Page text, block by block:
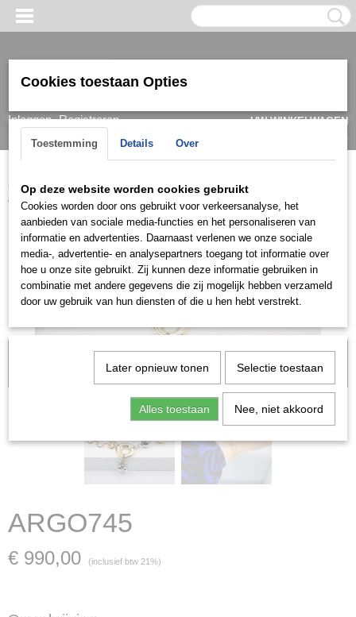
Inloggen Registreren
UW WINKELWAGEN
(0)
Home > Armband > Dames Goud/ witgoud >
ARGO745
Let op: het kan voorkomen dat het product onlangs in de zaak is
verkocht; in dat geval nemen wij contact met u op.
ARGO745
€ 990,00 (inclusief btw 21%)
Cookies toestaan Opties
Toestemming Details Over
Op deze website worden cookies gebruikt
Cookies worden door ons gebruikt voor verkeersanalyse, het
aanbieden van sociale media-functies en het personaliseren van
informatie en advertenties. Daarnaast verlenen we onze sociale
media-, advertentie- en analysepartners toegang tot informatie over
hoe u onze site gebruikt. Zij kunnen deze informatie gebruiken in
combinatie met andere gegevens die zij mogelijk hebben verzameld
door uw gebruik van hun diensten of die u hen hebt verstrekt.
Later opnieuw tonen Selectie toestaan
Alles toestaan Nee, niet akkoord